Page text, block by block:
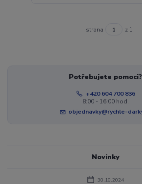
strana z 1
Potřebujete pomoci?
+420 604 700 836
8:00 - 16:00 hod.
objednavky@rychle-
Novinky
30.10.2024